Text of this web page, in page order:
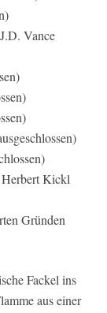
Vance
Herbert Kickl
Gründen
Fackel ins
aus einer